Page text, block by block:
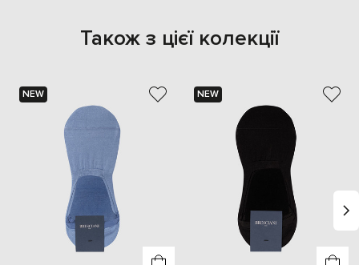
Також з цієї колекції
NEW NEW